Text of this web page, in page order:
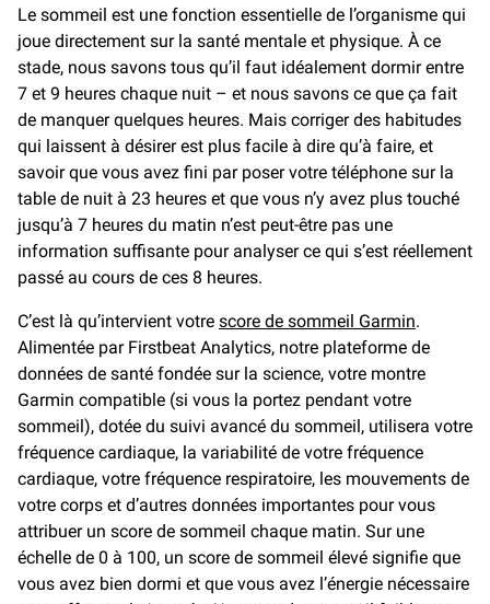
Le sommeil est une fonction essentielle de l’organisme qui
joue directement sur la santé mentale et physique. À ce
stade, nous savons tous qu’il faut idéalement dormir entre
7 et 9 heures chaque nuit – et nous savons ce que ça fait
de manquer quelques heures. Mais corriger des habitudes
qui laissent à désirer est plus facile à dire qu’à faire, et
savoir que vous avez fini par poser votre téléphone sur la
table de nuit à 23 heures et que vous n’y avez plus touché
jusqu’à 7 heures du matin n’est peut-être pas une
information suffisante pour analyser ce qui s’est réellement
passé au cours de ces 8 heures.
C’est là qu’intervient votre score de sommeil Garmin.
Alimentée par Firstbeat Analytics, notre plateforme de
données de santé fondée sur la science, votre montre
Garmin compatible (si vous la portez pendant votre
sommeil), dotée du suivi avancé du sommeil, utilisera votre
fréquence cardiaque, la variabilité de votre fréquence
cardiaque, votre fréquence respiratoire, les mouvements de
votre corps et d’autres données importantes pour vous
attribuer un score de sommeil chaque matin. Sur une
échelle de 0 à 100, un score de sommeil élevé signifie que
vous avez bien dormi et que vous avez l’énergie nécessaire